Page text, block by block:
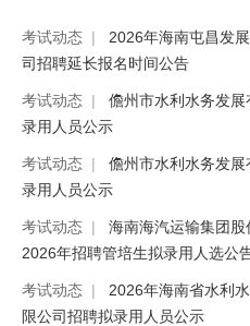
考试动态 |
2026年海南屯昌发
司招聘延长报名时间公告
考试动态 |
儋州市水利水务发
录用人员公示
考试动态 |
儋州市水利水务发
录用人员公示
考试动态 |
海南海汽运输集团股
2026年招聘管培生拟录用人选公
考试动态 |
2026年海南省水利
限公司招聘拟录用人员公示